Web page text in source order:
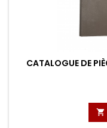
CATALOGUE DE
